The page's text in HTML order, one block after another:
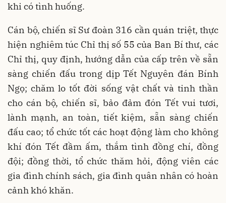
khi có tình huống.
Cán bộ, chiến sĩ Sư đoàn 316 cần quán triệt, thực
hiện nghiêm túc Chỉ thị số 55 của Ban Bí thư, các
Chỉ thị, quy định, hướng dẫn của cấp trên về sẵn
sàng chiến đấu trong dịp Tết Nguyên đán Bính
Ngọ; chăm lo tốt đời sống vật chất và tinh thần
cho cán bộ, chiến sĩ, bảo đảm đón Tết vui tươi,
lành mạnh, an toàn, tiết kiệm, sẵn sàng chiến
đấu cao; tổ chức tốt các hoạt động làm cho không
khí đón Tết đầm ấm, thắm tình đồng chí, đồng
đội; đồng thời, tổ chức thăm hỏi, động viên các
gia đình chính sách, gia đình quân nhân có hoàn
cảnh khó khăn.